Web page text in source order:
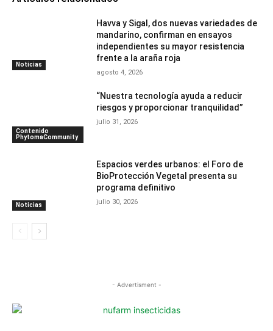
Noticias
Havva y Sigal, dos nuevas variedades de
mandarino, confirman en ensayos
independientes su mayor resistencia
frente a la araña roja
agosto 4, 2026
Contenido
PhytomaCommunity
“Nuestra tecnología ayuda a reducir
riesgos y proporcionar tranquilidad”
julio 31, 2026
Noticias
Espacios verdes urbanos: el Foro de
BioProtección Vegetal presenta su
programa definitivo
julio 30, 2026
- Advertisment -